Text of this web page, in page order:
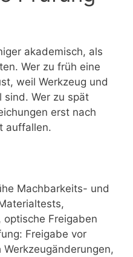
akademisch, als
Wer zu früh eine
weil Werkzeug und
sind. Wer zu spät
erst nach
auffallen.
Machbarkeits- und
optische Freigaben
Freigabe vor
Werkzeugänderungen,